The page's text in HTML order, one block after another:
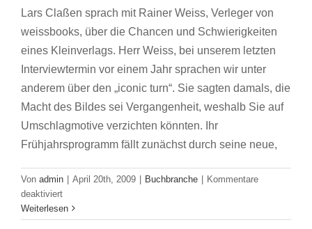
Lars Claßen sprach mit Rainer Weiss, Verleger von
weissbooks, über die Chancen und Schwierigkeiten
eines Kleinverlags. Herr Weiss, bei unserem letzten
Interviewtermin vor einem Jahr sprachen wir unter
anderem über den „iconic turn“. Sie sagten damals, die
Macht des Bildes sei Vergangenheit, weshalb Sie auf
Umschlagmotive verzichten könnten. Ihr
Frühjahrsprogramm fällt zunächst durch seine neue,
Von admin | April 20th, 2009 | Buchbranche | Kommentare
deaktiviertfür
Es
bewegt
Weiterlesen